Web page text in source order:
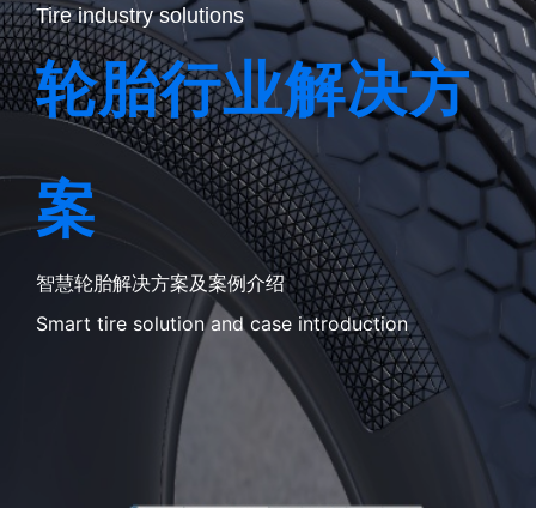
Tire industry solutions
轮胎行业解决方
案
智慧轮胎解决方案及案例介绍
Smart tire solution and case introduction